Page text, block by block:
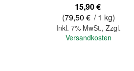
15,90 €
(79,50 € / 1 kg)
Inkl. 7% MwSt., Zzgl.
Versandkosten